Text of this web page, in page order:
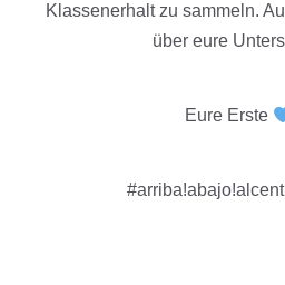
Klassenerhalt zu sammeln.
über eure
Eure Erste